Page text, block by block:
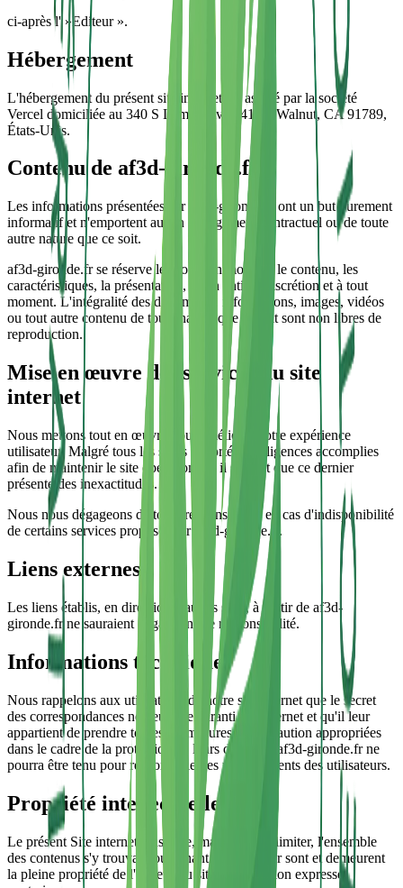
ci-après l' »Editeur ».
Hébergement
L'hébergement du présent site internet est assuré par la société
Vercel domiciliée au 340 S Lemon Ave #4133, Walnut, CA 91789,
États-Unis.
Contenu de af3d-gironde.fr
Les informations présentées sur af3d-gironde.fr ont un but purement
informatif et n'emportent aucun engagement contractuel ou de toute
autre nature que ce soit.
af3d-gironde.fr se réserve le droit d'en modifier le contenu, les
caractéristiques, la présentation, à son entière discrétion et à tout
moment. L'intégralité des documents, informations, images, vidéos
ou tout autre contenu de toute nature que ce soit sont non libres de
reproduction.
Mise en œuvre des services du site
internet
Nous mettons tout en œuvre pour améliorer votre expérience
utilisateur. Malgré tous les soins apportés et diligences accomplies
afin de maintenir le site opérationnel, il se peut que ce dernier
présente des inexactitudes.
Nous nous dégageons de toute responsabilité en cas d'indisponibilité
de certains services proposés sur af3d-gironde.fr.
Liens externes
Les liens établis, en direction d'autres sites, à partir de af3d-
gironde.fr ne sauraient engager notre responsabilité.
Informations techniques
Nous rappelons aux utilisateurs de notre site internet que le secret
des correspondances ne peut être garanti sur Internet et qu'il leur
appartient de prendre toutes les mesures de précaution appropriées
dans le cadre de la protection de leurs données. af3d-gironde.fr ne
pourra être tenu pour responsable des manquements des utilisateurs.
Propriété intellectuelle
Le présent Site internet ainsi que, mais sans s'y limiter, l'ensemble
des contenus s'y trouvant ou venant à s'y trouver sont et demeurent
la pleine propriété de l'éditeur du site sauf mention expresse